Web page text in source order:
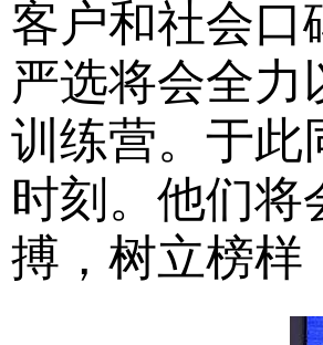
客户和社会口
严选将会全
训练营。于此
时刻。他们将
搏，树立榜样